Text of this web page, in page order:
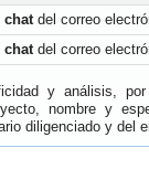
chatdel correo
chatdel correo
y análisis,
nombre y
diligenciado y del